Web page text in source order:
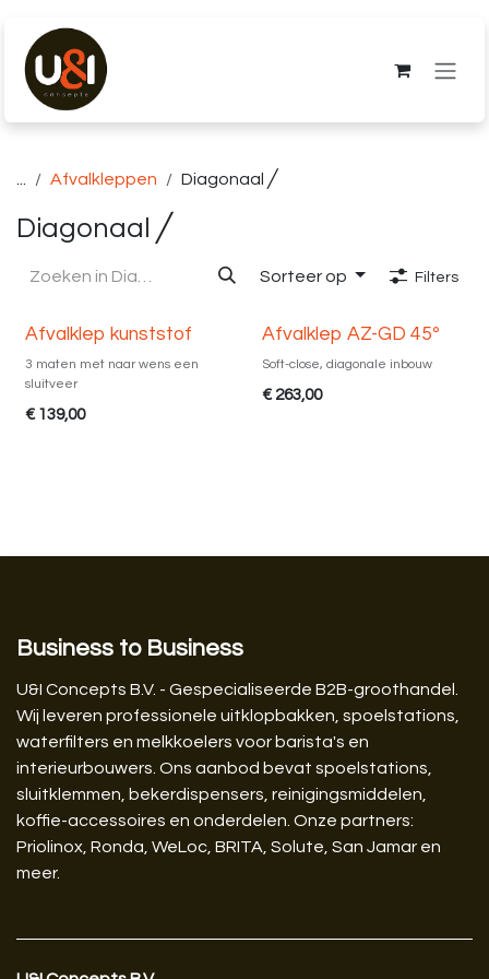
Afvalkleppen Diagonaal ╱
Diagonaal ╱
Sorteer op Filters
Diverse maten
Afvalklep kunststof
3 maten met naar wens een
sluitveer
€ 139,00
Afvalklep AZ-GD 45º
Soft-close, diagonale inbouw
€ 263,00
Business to Business
U&I Concepts B.V. - Gespecialiseerde B2B-groothandel.
Wij leveren professionele uitklopbakken, spoelstations,
waterfilters en melkkoelers voor barista's en
interieurbouwers. Ons aanbod bevat spoelstations,
sluitklemmen, bekerdispensers, reinigingsmiddelen,
koffie-accessoires en onderdelen. Onze partners:
Priolinox, Ronda, WeLoc, BRITA, Solute, San Jamar en
meer.